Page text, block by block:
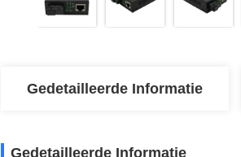
Gedetailleerde Informatie
Gedetailleerde Informatie